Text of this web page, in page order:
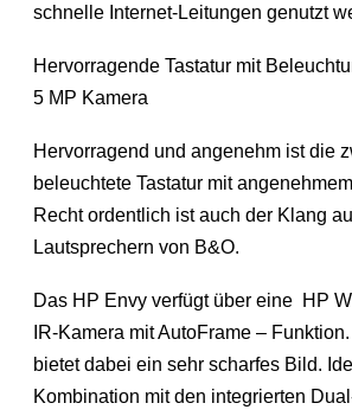
schnelle Internet-Leitungen genutzt
Hervorragende Tastatur mit
5 MP Kamera
Hervorragend und angenehm ist die
beleuchtete Tastatur mit
Recht ordentlich ist auch der Klang
Lautsprechern von B&O.
Das HP Envy verfügt über eine HP
IR-Kamera mit AutoFrame –
bietet dabei ein sehr scharfes Bild.
Kombination mit den integrierten